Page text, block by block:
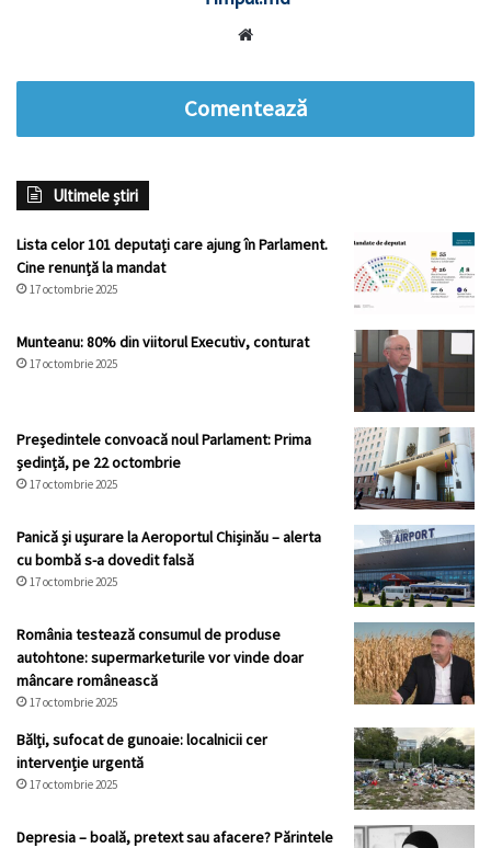
Comentează
Ultimele știri
Lista celor 101 deputați care ajung în Parlament.
Cine renunță la mandat
17 octombrie 2025
Munteanu: 80% din viitorul Executiv, conturat
17 octombrie 2025
Președintele convoacă noul Parlament: Prima
ședință, pe 22 octombrie
17 octombrie 2025
Panicǎ și ușurare la Aeroportul Chișinău – alerta
cu bombă s-a dovedit falsă
17 octombrie 2025
România testează consumul de produse
autohtone: supermarketurile vor vinde doar
mâncare românească
17 octombrie 2025
Bălți, sufocat de gunoaie: localnicii cer
intervenție urgentă
17 octombrie 2025
Depresia – boală, pretext sau afacere? Părintele